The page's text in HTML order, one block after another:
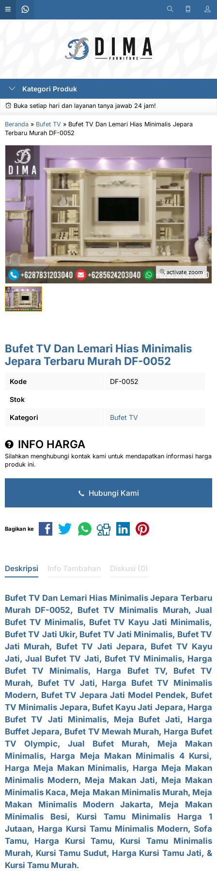
Kategori Produk
Buka setiap hari dan layanan tanya jawab 24 jam!
Beranda » Bufet TV » Bufet TV Dan Lemari Hias Minimalis Jepara
Terbaru Murah DF-0052
activate zoom
Bufet TV Dan Lemari Hias Minimalis
Jepara Terbaru Murah DF-0052
Kode DF-0052
Stok
Kategori Bufet TV
INFO HARGA
Silahkan menghubungi kontak kami untuk mendapatkan informasi harga
produk ini.
Hubungi Kami
Bagikan ke
Deskripsi Info Tambahan Diskusi (0)
Bufet TV Dan Lemari Hias MinimalisJepara Terbaru
Murah DF-0052, Bufet TV Minimalis Murah, Jual
Bufet TV Minimalis, Bufet TV Kayu Jati Minimalis,
Bufet TV Jati Ukir, Bufet TV Jati Minimalis, Bufet TV
Jati Murah, Bufet TV Jati Jepara, Bufet TV Kayu
Jati, Jual Bufet TV Jati, Bufet TV Minimalis, Harga
Bufet TV Minimalis, Harga Bufet TV, Bufet TV
Murah, Bufet TV Jati, Harga Bufet TV Minimalis
Modern, Bufet TV Jepara Jati Model Pendek, Bufet
TV Minimalis Jepara, Bufet Kayu Jati Jepara, Harga
Bufet TV Jati Minimalis, Meja Bufet Jati, Harga
Buffet Jepara, Bufet TV Mewah Murah, Harga Bufet
TV Olympic, Jual Bufet Murah, Meja Makan
Minimalis, Harga Meja Makan Minimalis 4 Kursi,
Harga Meja Makan Minimalis, Harga Meja Makan
Minimalis Modern, Meja Makan Jati, Meja Makan
Minimalis Kaca, Meja Makan Minimalis Murah, Meja
Makan Minimalis Modern Jakarta, Meja Makan
Minimalis Besi, Kursi Tamu Minimalis Harga 1
Jutaan, Harga Kursi Tamu Minimalis Modern, Sofa
Tamu, Harga Kursi Tamu, Kursi Tamu Minimalis
Murah, Kursi Tamu Sudut, Harga Kursi Tamu Jati, &
Kursi Tamu Murah.